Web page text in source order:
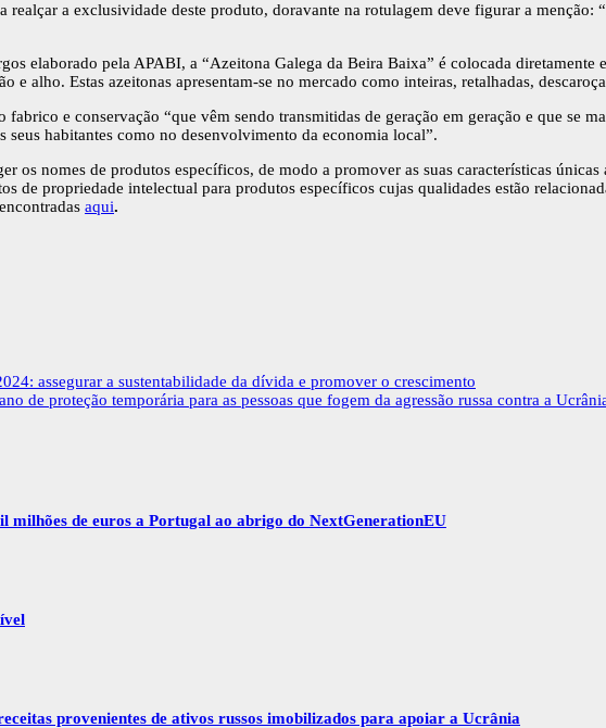
realçar a exclusividade deste produto, doravante na rotulagem deve figurar a
elaborado pela APABI, a “Azeitona Galega da Beira Baixa” é colocada
e alho. Estas azeitonas apresentam-se no mercado como inteiras, retalhadas,
fabrico e conservação “que vêm sendo transmitidas de geração em geração e que se
seus habitantes como no desenvolvimento da economia local”.
os nomes de produtos específicos, de modo a promover as suas características
de propriedade intelectual para produtos específicos cujas qualidades estão
aqui.
assegurar a sustentabilidade da dívida e promover o crescimento
de proteção temporária para as pessoas que fogem da agressão russa contra a
milhões de euros a Portugal ao abrigo do NextGenerationEU
provenientes de ativos russos imobilizados para apoiar a Ucrânia